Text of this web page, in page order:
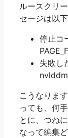
ルースクリ
セージは以下
停止コ
失敗し
こうなりま
っても、何
とに、つね
なって編集